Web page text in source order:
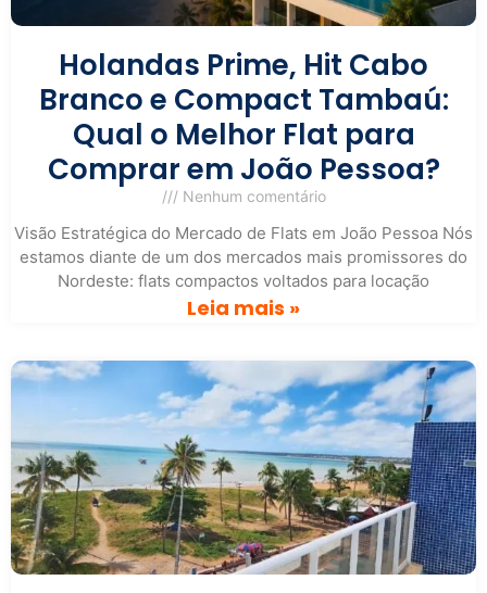
Holandas Prime, Hit Cabo
Branco e Compact Tambaú:
Qual o Melhor Flat para
Comprar em João Pessoa?
Nenhum comentário
Visão Estratégica do Mercado de Flats em João Pessoa Nós
estamos diante de um dos mercados mais promissores do
Nordeste: flats compactos voltados para locação
Leia mais »